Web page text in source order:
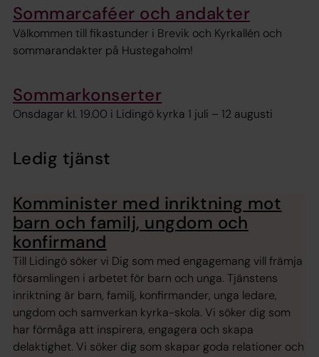
Sommarcaféer och andakter
Välkommen till fikastunder i Brevik och Kyrkallén och
sommarandakter på Hustegaholm!
Sommarkonserter
Onsdagar kl. 19.00 i Lidingö kyrka 1 juli – 12 augusti
Ledig tjänst
Komminister med inriktning mot
barn och familj, ungdom och
konfirmand
Till Lidingö söker vi Dig som med engagemang vill främja
församlingen i arbetet för barn och unga. Tjänstens
inriktning är barn, familj, konfirmander, unga ledare,
ungdom och samverkan kyrka-skola. Vi söker dig som
har förmåga att inspirera, engagera och skapa
delaktighet. Vi söker dig som skapar goda relationer och